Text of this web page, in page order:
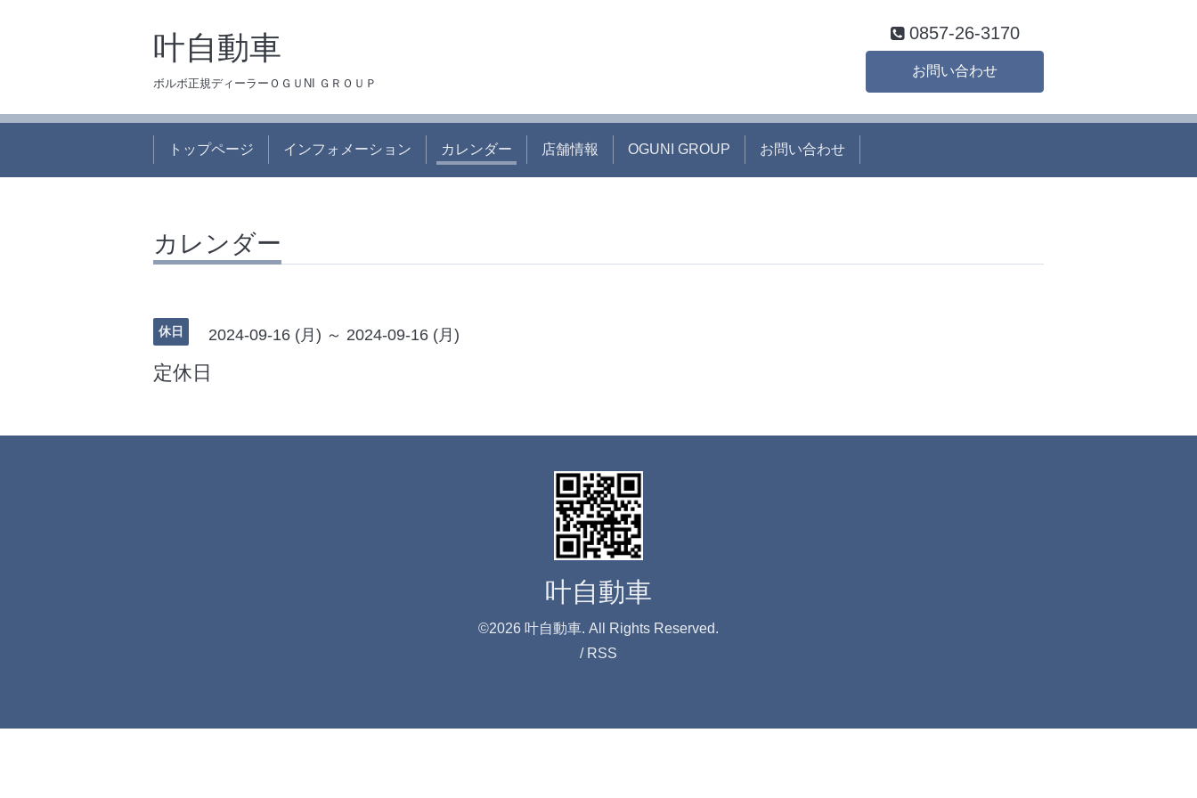
叶自動車
ボルボ正規ディーラーＯＧＵNI ＧＲＯＵＰ
0857-26-3170
お問い合わせ
トップページ インフォメーション カレンダー 店舗情報 OGUNI GROUP お問い合わせ
カレンダー
休日 2024-09-16 (月) ～ 2024-09-16 (月)
定休日
叶自動車
©2026 叶自動車. All Rights Reserved.
/ RSS